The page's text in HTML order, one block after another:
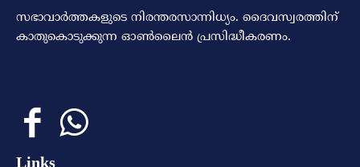
സഭാവാര്‍ത്തകളുടെ നിരന്തരസാന്നിധ്യം. ദൈവസ്വരത്തിന്‌
കാതുകൊടുക്കുന്ന ഓണ്‍ലൈന്‍ പ്രസിദ്ധീകരണം.
Links